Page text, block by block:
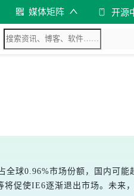
媒体矩阵 开源
球0.96%市场份额，国内可能
促使IE6逐渐退出市场。未来